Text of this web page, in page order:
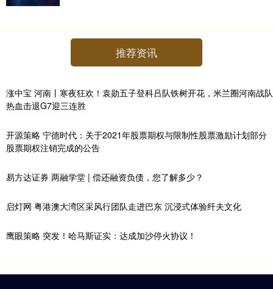
推荐资讯
涨中宝 河南丨寒夜狂欢！袁勋五子登科吕队铁树开花，米兰圈河南战队
热血击退G7迎三连胜
开源策略 宁德时代：关于2021年股票期权与限制性股票激励计划部分
股票期权注销完成的公告
易方达证券 两融学堂 | 偿还融资负债，您了解多少？
启灯网 粤港澳大湾区采风行团队走进巴东 沉浸式体验纤夫文化
鹰眼策略 突发！哈马斯证实：达成加沙停火协议！